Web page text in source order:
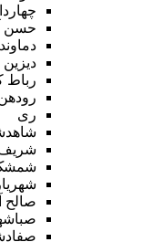
حسن
دماوند
دیزین
رباط
رودهن
ری
شریف
شهریار
صالح